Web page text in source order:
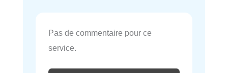
Pas de commentaire pour ce
service.